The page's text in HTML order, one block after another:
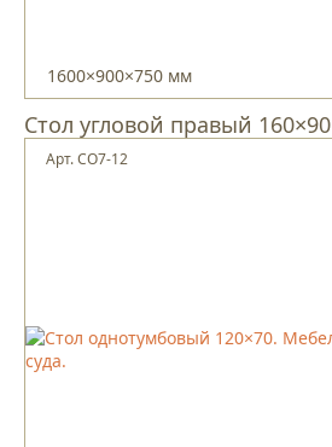
1600×900×750 мм
Стол угловой правый 160×90
Арт. CO7-12